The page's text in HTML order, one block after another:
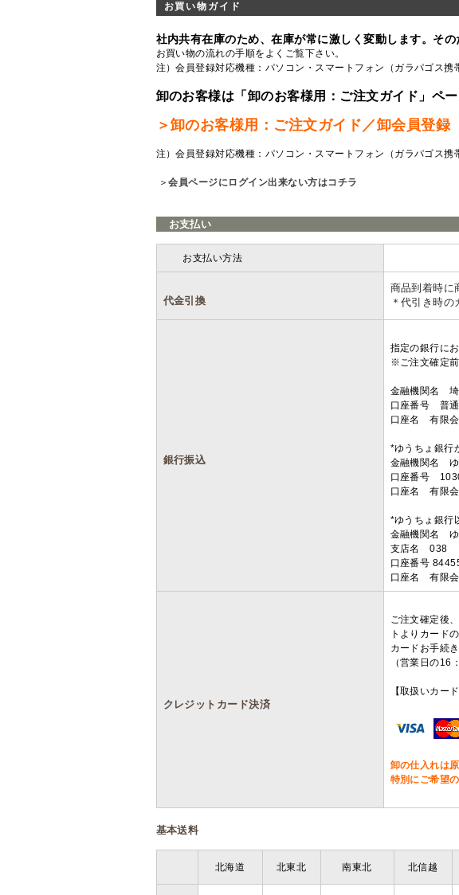
お買い物ガイド
社内共有在庫のため、在庫が常に激しく変動します。そ
お買い物の流れの手順をよくご覧下さい。
注）会員登録対応機種：パソコン・スマートフォン（ガラパゴス携
卸のお客様は「卸のお客様用：ご注文ガイド」ペー
＞卸のお客様用：ご注文ガイド／卸会員登録
注）会員登録対応機種：パソコン・スマートフォン（ガラパゴス携
＞会員ページにログイン出来ない方はコチラ
お支払い
お支払い方法 詳
代金引換
商品到着時に
＊代引き時の
銀行振込
指定の銀行に
※ご注文確定前
金融機関名
口座番号 普
口座名 有限会
*ゆうちょ銀行
金融機関名
口座番号
口座名 有限会
*ゆうちょ銀行
金融機関名
支店名 038
口座番号
口座名 有限会
クレジットカード決済
ご注文確定後
トよりカード
カードお手続
（営業日の16
【取扱いカー
卸の仕入れは
特別にご希望
基本送料
北海道 北東北 南東北 北信越